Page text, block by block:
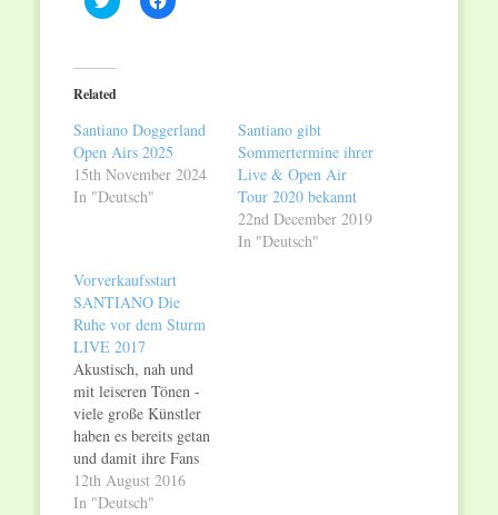
to
(Opens
in
new
to
Related
Santiano Doggerland
Open Airs 2025
15th November 2024
In "Deutsch"
Santiano gibt
Sommertermine ihrer
Live & Open Air
Tour 2020 bekannt
22nd December 2019
In "Deutsch"
Vorverkaufsstart
SANTIANO Die
Ruhe vor dem Sturm
LIVE 2017
Akustisch, nah und
mit leiseren Tönen -
viele große Künstler
haben es bereits getan
und damit ihre Fans
restlos begeistert. Nun
reihen sich auch
12th August 2016
In "Deutsch"